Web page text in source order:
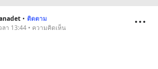
• ติดตาม
ลา 13:44 • ความคิดเห็น